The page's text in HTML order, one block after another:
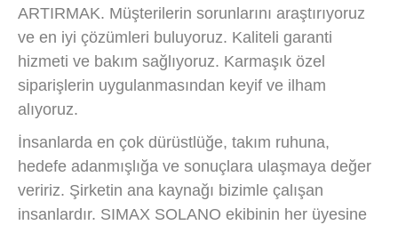
ARTIRMAK. Müşterilerin sorunlarını araştırıyoruz
ve en iyi çözümleri buluyoruz. Kaliteli garanti
hizmeti ve bakım sağlıyoruz. Karmaşık özel
siparişlerin uygulanmasından keyif ve ilham
alıyoruz.
İnsanlarda en çok dürüstlüğe, takım ruhuna,
hedefe adanmışlığa ve sonuçlara ulaşmaya değer
veririz. Şirketin ana kaynağı bizimle çalışan
insanlardır. SIMAX SOLANO ekibinin her üyesine